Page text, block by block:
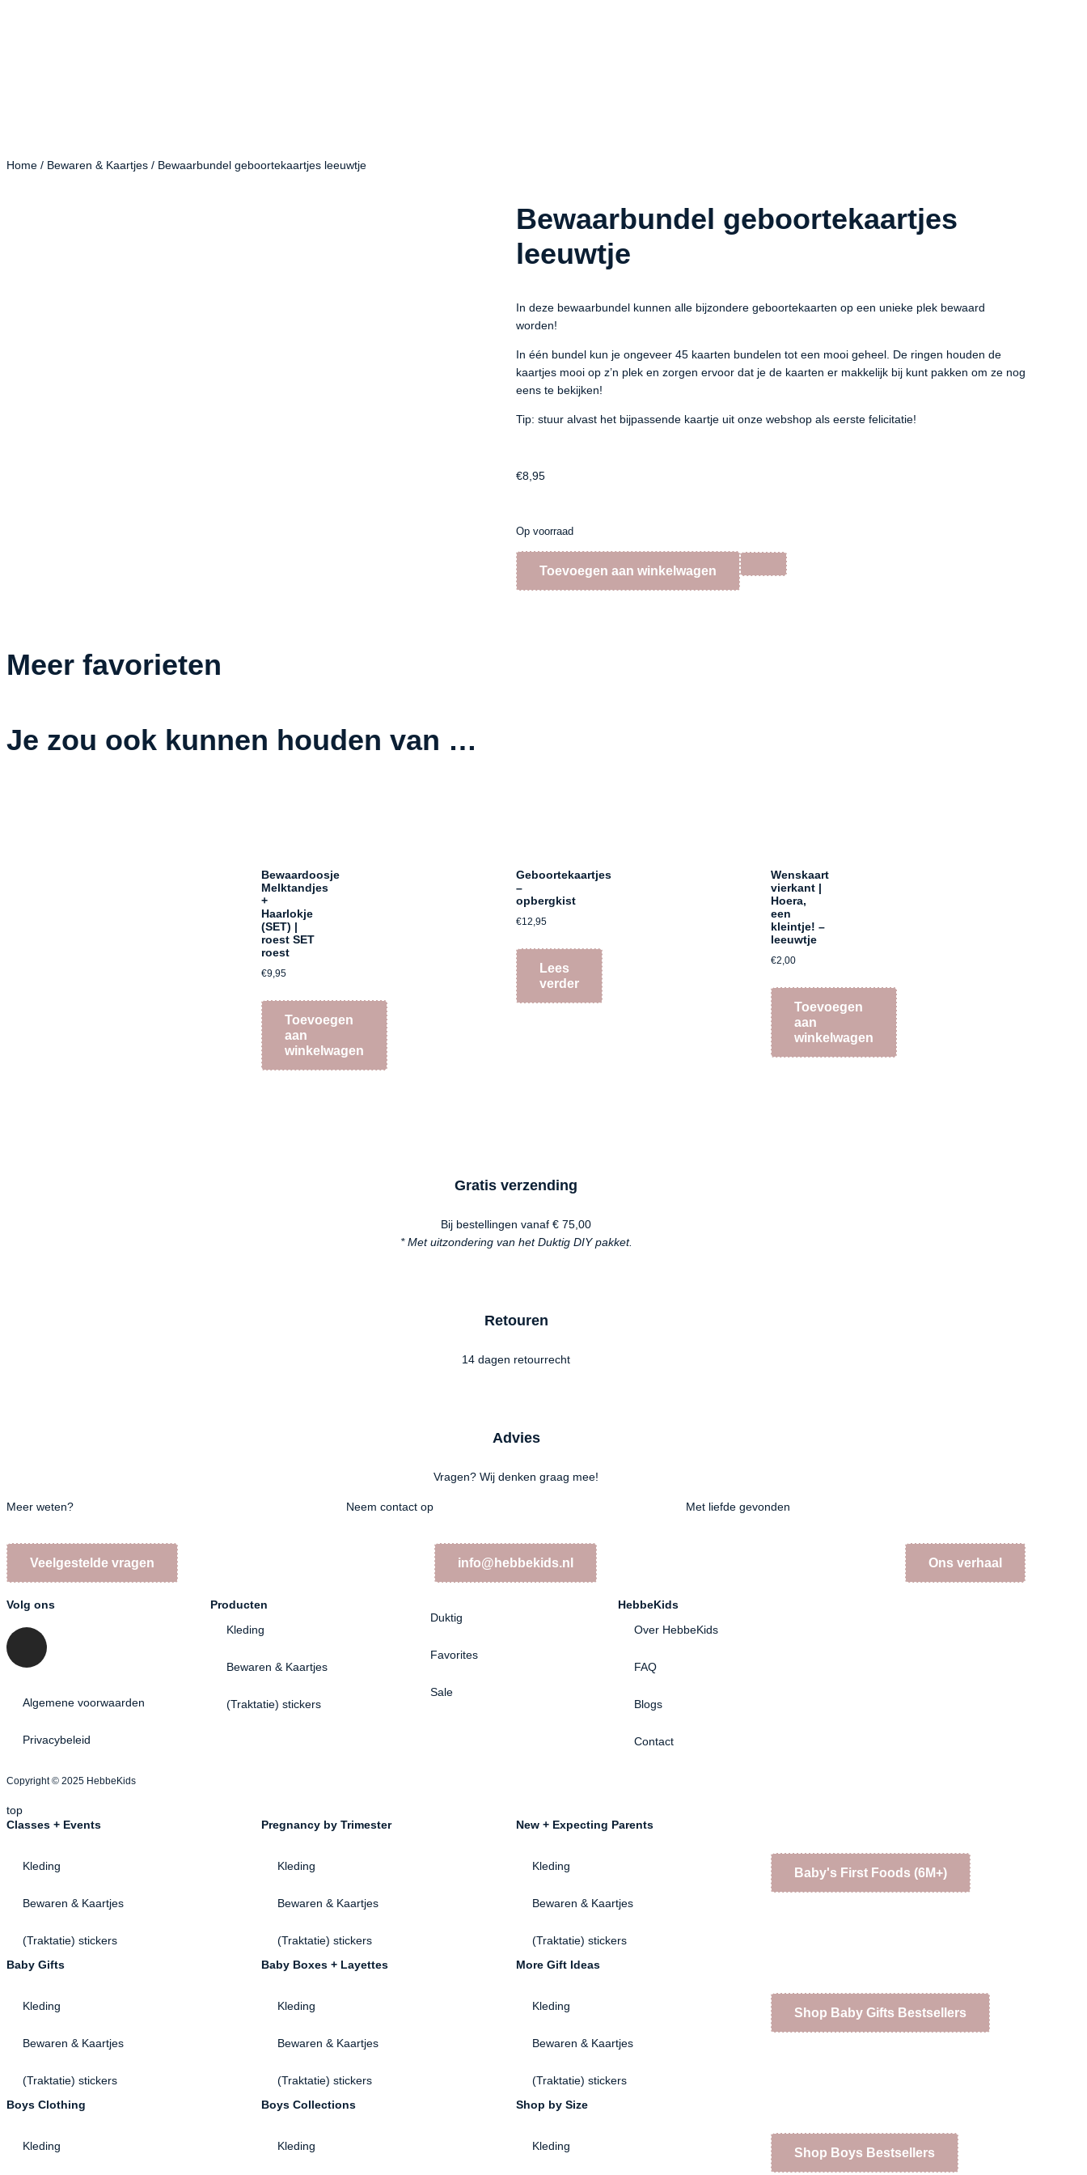
Home / Bewaren & Kaartjes / Bewaarbundel geboortekaartjes leeuwtje
Bewaarbundel geboortekaartjes
leeuwtje
In deze bewaarbundel kunnen alle bijzondere geboortekaarten op een unieke plek bewaard
worden!
In één bundel kun je ongeveer 45 kaarten bundelen tot een mooi geheel. De ringen houden de
kaartjes mooi op z’n plek en zorgen ervoor dat je de kaarten er makkelijk bij kunt pakken om ze nog
eens te bekijken!
Tip: stuur alvast het bijpassende kaartje uit onze webshop als eerste felicitatie!
€8,95
Op voorraad
Toevoegen aan winkelwagen
Meer favorieten
Je zou ook kunnen houden van …
Bewaardoosje
Melktandjes
+
Haarlokje
(SET) |
roest SET
roest
€9,95
Toevoegen
aan
winkelwagen
Geboortekaartjes
–
opbergkist
€12,95
Lees
verder
Wenskaart
vierkant |
Hoera,
een
kleintje! –
leeuwtje
€2,00
Toevoegen
aan
winkelwagen
Gratis verzending
Bij bestellingen vanaf € 75,00
* Met uitzondering van het Duktig DIY pakket.
Retouren
14 dagen retourrecht
Advies
Vragen? Wij denken graag mee!
Meer weten?
Veelgestelde vragen
Neem contact op
info@hebbekids.nl
Met liefde gevonden
Ons verhaal
Volg ons
Algemene voorwaarden
Privacybeleid
Producten
Kleding
Bewaren & Kaartjes
(Traktatie) stickers
Duktig
Favorites
Sale
HebbeKids
Over HebbeKids
FAQ
Blogs
Contact
Copyright © 2025 HebbeKids
top
Classes + Events
Kleding
Bewaren & Kaartjes
(Traktatie) stickers
Pregnancy by Trimester
Kleding
Bewaren & Kaartjes
(Traktatie) stickers
New + Expecting Parents
Kleding
Bewaren & Kaartjes
(Traktatie) stickers
Baby's First Foods (6M+)
Baby Gifts
Kleding
Bewaren & Kaartjes
(Traktatie) stickers
Baby Boxes + Layettes
Kleding
Bewaren & Kaartjes
(Traktatie) stickers
More Gift Ideas
Kleding
Bewaren & Kaartjes
(Traktatie) stickers
Shop Baby Gifts Bestsellers
Boys Clothing
Kleding
Boys Collections
Kleding
Shop by Size
Kleding Shop Boys Bestsellers